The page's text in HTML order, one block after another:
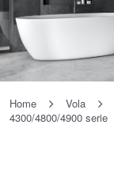
Home Vola
4300/4800/4900 serie